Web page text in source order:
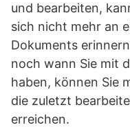
und bearbeiten,
sich nicht mehr an
Dokuments
noch wann Sie mit
haben, können Sie
die zuletzt
erreichen.